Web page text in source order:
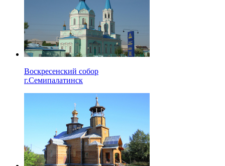
Воскресенский собор
г.Семипалатинск